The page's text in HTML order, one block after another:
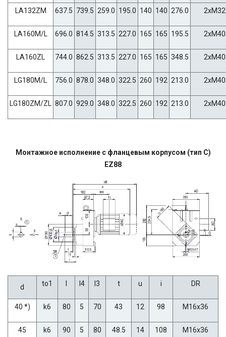
LA132ZM 637.5 739.5 259.0 195.0 140 140 276.0
LA160M/L 696.0 814.5 313.5 227.0 165 165 195.5
LA160ZL 744.0 862.5 313.5 227.0 165 165 348.5
LG180M/L 756.0 878.0 348.0 322.5 260 192 213.0
LG180ZM/ZL 807.0 929.0 348.0 322.5 260 192 213.0
Монтажное исполнение с фланцевым корпусом (тип C)
EZ88
d to1 l4 l3 t u i DR
40 *) k6 80 5 70 43 12 98 M16x36
45 k6 90 5 80 48.5 14 108 M16x36